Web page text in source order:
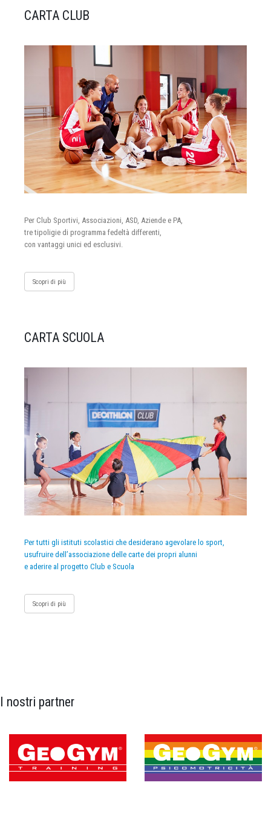
CARTA CLUB
Per Club Sportivi, Associazioni, ASD, Aziende e PA,
tre tipoligie di programma fedeltà differenti,
con vantaggi unici ed esclusivi.
Scopri di più
CARTA SCUOLA
Per tutti gli istituti scolastici che desiderano agevolare lo sport,
usufruire dell’associazione delle carte dei propri alunni
e aderire al progetto Club e Scuola
Scopri di più
I nostri partner